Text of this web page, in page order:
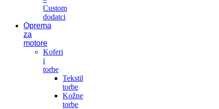
Custom
dodatci
Oprema
za
motore
Koferi
i
torbe
Tekstil
torbe
Kožne
torbe